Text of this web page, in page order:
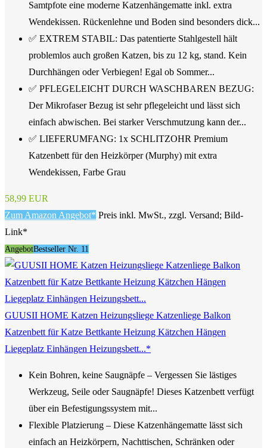
Samtpfote eine moderne Katzenhängematte inkl. extra
Wendekissen. Rückenlehne und Boden sind besonders dick...
✅ EXTREM STABIL: Das patentierte Stahlgestell hält
problemlos auch großen Katzen, bis zu 12 kg, stand. Kein
Durchhängen oder Verbiegen! Egal ob Sommer...
✅ PFLEGELEICHT DURCH WASCHBAREN BEZUG:
Der Mikrofaser Bezug ist sehr pflegeleicht und lässt sich
einfach abwischen. Bei starker Verschmutzung kann der...
✅ LIEFERUMFANG: 1x SCHLITZOHR Premium
Katzenbett für den Heizkörper (Murphy) mit extra
Wendekissen, Farbe Grau
58,99 EUR
Zum Amazon Angebot* Preis inkl. MwSt., zzgl. Versand; Bild-
Link*
AngebotBestseller Nr. 11
GUUSII HOME Katzen Heizungsliege Katzenliege Balkon
Katzenbett für Katze Bettkante Heizung Kätzchen Hängen
Liegeplatz Einhängen Heizungsbett...*
Kein Bohren, keine Saugnäpfe – Vergessen Sie lästiges
Werkzeug, Seile oder Saugnäpfe! Dieses Katzenbett verfügt
über ein Befestigungssystem mit...
Flexible Platzierung – Diese Katzenhängematte lässt sich
einfach an Heizkörpern, Nachttischen, Schränken oder